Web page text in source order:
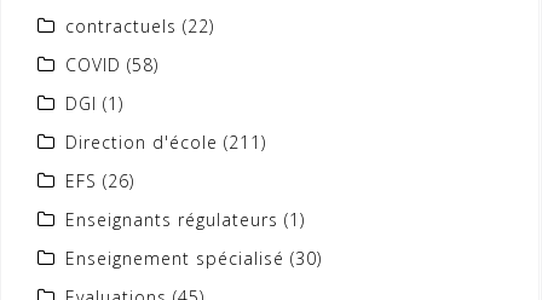
contractuels (22)
COVID (58)
DGI (1)
Direction d'école (211)
EFS (26)
Enseignants régulateurs (1)
Enseignement spécialisé (30)